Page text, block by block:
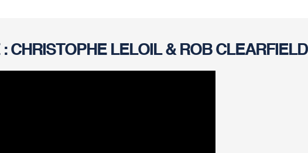
: CHRISTOPHE LELOIL & ROB CLEARFIELD